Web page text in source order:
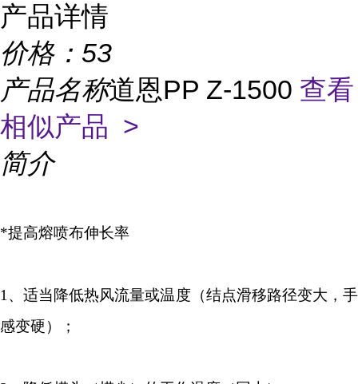
产品详情
价格： 53
产品名称道恩PP Z-1500 查看
相似产品 >
简介
*提高熔喷布伸长率
1 、适当降低热风流量或温度（结点滑移路径变大，手
感变硬）；